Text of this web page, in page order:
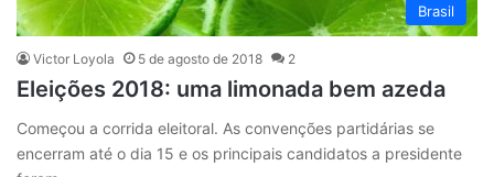
Brasil
Victor Loyola 5 de agosto de 2018 2
Eleições 2018: uma limonada bem azeda
Começou a corrida eleitoral. As convenções partidárias se
encerram até o dia 15 e os principais candidatos a presidente